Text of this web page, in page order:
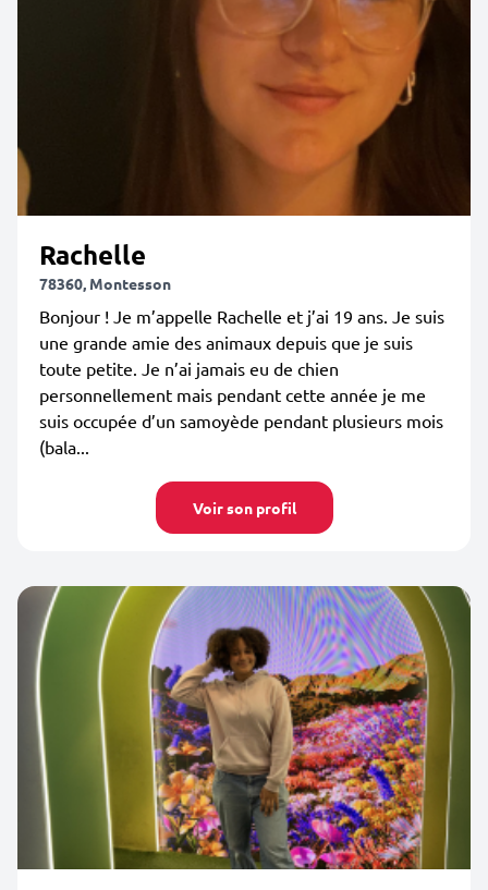
Rachelle
78360, Montesson
Bonjour ! Je m’appelle Rachelle et j’ai 19 ans. Je suis
une grande amie des animaux depuis que je suis
toute petite. Je n’ai jamais eu de chien
personnellement mais pendant cette année je me
suis occupée d’un samoyède pendant plusieurs mois
(bala...
Voir son profil